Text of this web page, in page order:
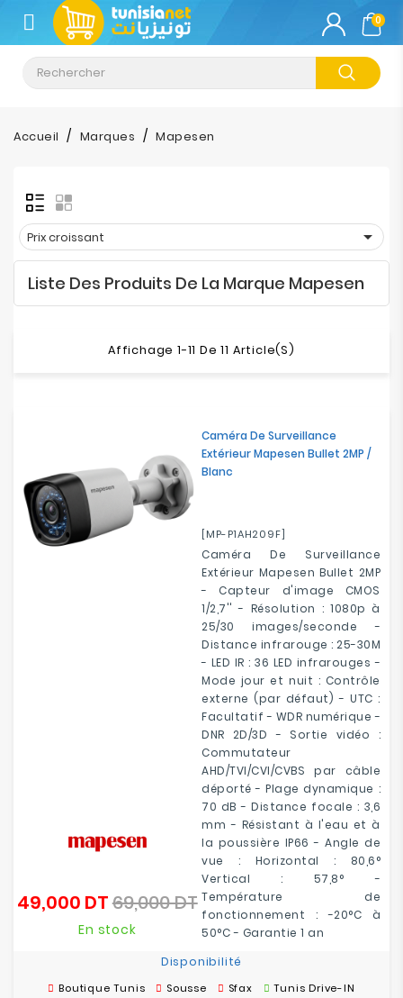
CATÉGORIE
Climatisation
Informatique
&
Tablette
Impression
Bureautique
Réseau
Sécurité
0
Accueil Marques Mapesen
Prix croissant 
Liste Des Produits De La Marque Mapesen
Affichage 1-11 De 11 Article(s)
Caméra De Surveillance
Extérieur Mapesen Bullet 2MP /
Blanc
[MP-P1AH209F]
Caméra De Surveillance
Extérieur Mapesen Bullet 2MP
- Capteur d'image CMOS
1/2,7'' - Résolution : 1080p à
25/30 images/seconde -
Distance infrarouge : 25-30M
- LED IR : 36 LED infrarouges -
Mode jour et nuit : Contrôle
externe (par défaut) - UTC :
Facultatif - WDR numérique -
DNR 2D/3D - Sortie vidéo :
Commutateur
AHD/TVI/CVI/CVBS par câble
déporté - Plage dynamique :
70 dB - Distance focale : 3,6
mm - Résistant à l'eau et à
la poussière IP66 - Angle de
vue : Horizontal : 80,6°
Vertical : 57,8° -
Température de
fonctionnement : -20°C à
50°C - Garantie 1 an
49,000 DT Prix
base
69,000 DTPrix
En stock
Disponibilité
Boutique Tunis Sousse Sfax Tunis Drive-IN